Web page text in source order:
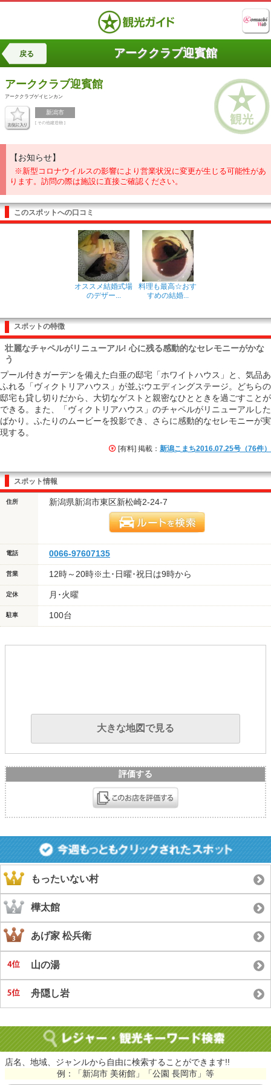
戻る アーククラブ迎賓館
アーククラブ迎賓館
アーククラブゲイヒンカン
新潟市
[ その他建造物 ]
【お知らせ】
※新型コロナウイルスの影響により営業状況に変更が生じる可能性があ
ります。訪問の際は施設に直接ご確認ください。
このスポットへの口コミ
オススメ結婚式場
のデザー...
料理も最高☆おす
すめの結婚...
スポットの特徴
壮麗なチャペルがリニューアル! 心に残る感動的なセレモニーがかな
う
プール付きガーデンを備えた白亜の邸宅「ホワイトハウス」と、気品あ
ふれる「ヴィクトリアハウス」が並ぶウエディングステージ。どちらの
邸宅も貸し切りだから、大切なゲストと親密なひとときを過ごすことが
できる。また、「ヴィクトリアハウス」のチャペルがリニューアルした
ばかり。ふたりのムービーを投影でき、さらに感動的なセレモニーが実
現する。
[有料] 掲載： 新潟こまち2016.07.25号（76件）
スポット情報
住所 新潟県新潟市東区新松崎2-24-7
電話 0066-97607135
営業 12時～20時※土･日曜･祝日は9時から
定休 月･火曜
駐車 100台
大きな地図で見る
評価する
もったいない村
樺太館
あげ家 松兵衛
山の湯
舟隠し岩
店名、地域、ジャンルから自由に検索することができます!!
例：「新潟市 美術館」「公園 長岡市」等